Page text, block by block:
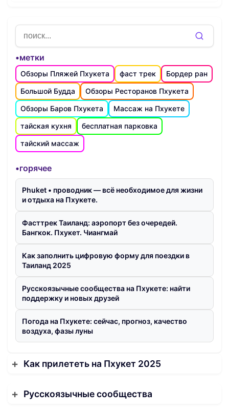
•метки
Обзоры Пляжей Пхукета фаст трек
Бордер ран
Большой Будда
Обзоры Ресторанов Пхукета
Обзоры Баров Пхукета
Массаж на Пхукете
тайская кухня
бесплатная парковка
тайский массаж
•горячее
Phuket • проводник — всё необходимое для жизни
и отдыха на Пхукете.
Фасттрек Таиланд: аэропорт без очередей.
Бангкок. Пхукет. Чиангмай
Как заполнить цифровую форму для поездки в
Таиланд 2025
Русскоязычные сообщества на Пхукете: найти
поддержку и новых друзей
Погода на Пхукете: сейчас, прогноз, качество
воздуха, фазы луны
Как прилететь на Пхукет 2025
Русскоязычные сообщества